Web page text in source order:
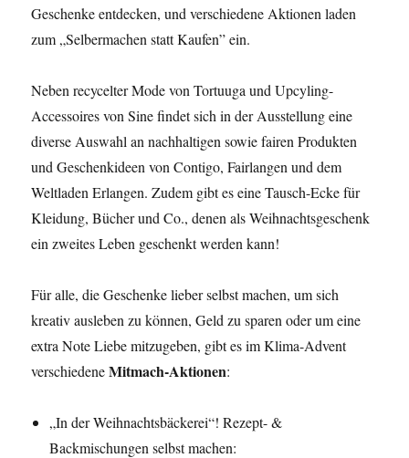
Geschenke entdecken, und verschiedene Aktionen laden
zum „Selbermachen statt Kaufen” ein.
Neben recycelter Mode von Tortuuga und Upcyling-
Accessoires von Sine findet sich in der Ausstellung eine
diverse Auswahl an nachhaltigen sowie fairen Produkten
und Geschenkideen von Contigo, Fairlangen und dem
Weltladen Erlangen. Zudem gibt es eine Tausch-Ecke für
Kleidung, Bücher und Co., denen als Weihnachtsgeschenk
ein zweites Leben geschenkt werden kann!
Für alle, die Geschenke lieber selbst machen, um sich
kreativ ausleben zu können, Geld zu sparen oder um eine
extra Note Liebe mitzugeben, gibt es im Klima-Advent
verschiedeneMitmach-Aktionen:
„In der Weihnachtsbäckerei“! Rezept- &
Backmischungen selbst machen: